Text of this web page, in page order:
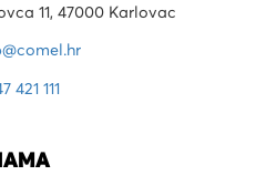
11, 47000 Karlovac
421 111